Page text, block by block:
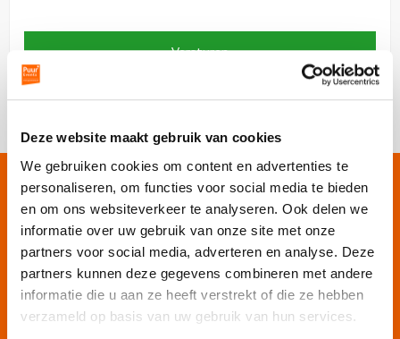
Deze website maakt gebruik van cookies
We gebruiken cookies om content en advertenties te
personaliseren, om functies voor social media te bieden
en om ons websiteverkeer te analyseren. Ook delen we
informatie over uw gebruik van onze site met onze
partners voor social media, adverteren en analyse. Deze
partners kunnen deze gegevens combineren met andere
informatie die u aan ze heeft verstrekt of die ze hebben
verzameld op basis van uw gebruik van hun services.
Onze websites
Puur Events
Puur Feesten
Puur Uitjes
Puur Amsterdam